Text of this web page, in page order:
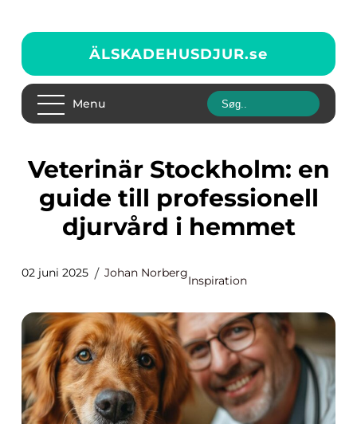
ÄLSKADEHUSDJUR.se
Menu
Veterinär Stockholm: en
guide till professionell
djurvård i hemmet
02 juni 2025 Johan Norberg
Inspiration